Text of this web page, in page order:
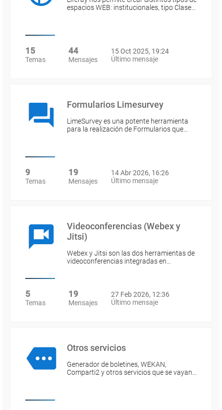
espacios WEB: institucionales, tipo Clase…
15
Temas
44
Mensajes
15 Oct 2025, 19:24
Último mensaje
Formularios Limesurvey
LimeSurvey es una potente herramienta
para la realización de Formularios que…
9
Temas
19
Mensajes
14 Abr 2026, 16:26
Último mensaje
Videoconferencias (Webex y
Jitsi)
Webex y Jitsi son las dos herramientas de
videoconferencias integradas en…
5
Temas
19
Mensajes
27 Feb 2026, 12:36
Último mensaje
Otros servicios
Generador de boletines, WEKAN,
Comparti2 y otros servicios que se vayan…